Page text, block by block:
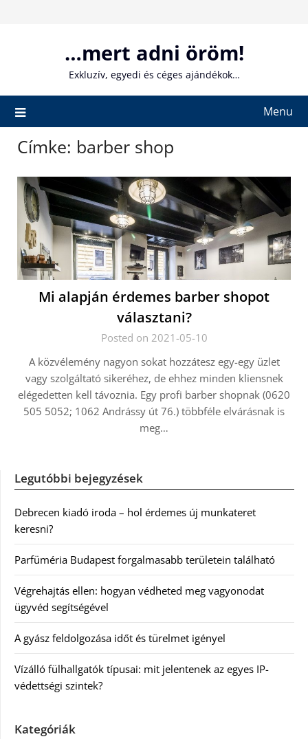
…mert adni öröm!
Exkluzív, egyedi és céges ajándékok…
Menu
Címke: barber shop
Mi alapján érdemes barber shopot
választani?
Posted on 2021-05-10
A közvélemény nagyon sokat hozzátesz egy-egy üzlet
vagy szolgáltató sikeréhez, de ehhez minden kliensnek
elégedetten kell távoznia. Egy profi barber shopnak (0620
505 5052; 1062 Andrássy út 76.) többféle elvárásnak is
meg…
Legutóbbi bejegyzések
Debrecen kiadó iroda – hol érdemes új munkateret
keresni?
Parfüméria Budapest forgalmasabb területein található
Végrehajtás ellen: hogyan védheted meg vagyonodat
ügyvéd segítségével
A gyász feldolgozása időt és türelmet igényel
Vízálló fülhallgatók típusai: mit jelentenek az egyes IP-
védettségi szintek?
Kategóriák